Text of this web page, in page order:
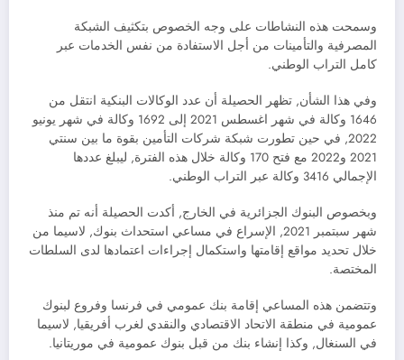
وسمحت هذه النشاطات على وجه الخصوص بتكثيف الشبكة
المصرفية والتأمينات من أجل الاستفادة من نفس الخدمات عبر
كامل التراب الوطني.
وفي هذا الشأن, تظهر الحصيلة أن عدد الوكالات البنكية انتقل من
1646 وكالة في شهر اغسطس 2021 إلى 1692 وكالة في شهر يونيو
2022, في حين تطورت شبكة شركات التأمين بقوة ما بين سنتي
2021 و2022 مع فتح 170 وكالة خلال هذه الفترة, ليبلغ عددها
الإجمالي 3416 وكالة عبر التراب الوطني.
وبخصوص البنوك الجزائرية في الخارج, أكدت الحصيلة أنه تم منذ
شهر سبتمبر 2021, الإسراع في مساعي استحداث بنوك, لاسيما من
خلال تحديد مواقع إقامتها واستكمال إجراءات اعتمادها لدى السلطات
المختصة.
وتتضمن هذه المساعي إقامة بنك عمومي في فرنسا وفروع لبنوك
عمومية في منطقة الاتحاد الاقتصادي والنقدي لغرب أفريقيا, لاسيما
في السنغال, وكذا إنشاء بنك من قبل بنوك عمومية في موريتانيا.